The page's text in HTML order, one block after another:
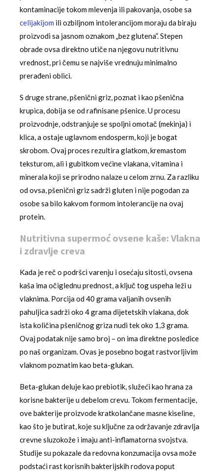
kontaminacije tokom mlevenja ili pakovanja, osobe sa
celijakijom ili ozbiljnom intolerancijom moraju da biraju
proizvodi sa jasnom oznakom „bez glutena”. Stepen
obrade ovsa direktno utiče na njegovu nutritivnu
vrednost, pri čemu se najviše vrednuju minimalno
prerađeni oblici.
S druge strane, pšenični griz, poznat i kao pšenična
krupica, dobija se od rafinisane pšenice. U procesu
proizvodnje, odstranjuje se spoljni omotač (mekinja) i
klica, a ostaje uglavnom endosperm, koji je bogat
skrobom. Ovaj proces rezultira glatkom, kremastom
teksturom, ali i gubitkom većine vlakana, vitamina i
minerala koji se prirodno nalaze u celom zrnu. Za razliku
od ovsa, pšenični griz sadrži gluten i nije pogodan za
osobe sa bilo kakvom formom intolerancije na ovaj
protein.
Nutritivna supermoć ovsene kaše: Vlakna
i zdravlje creva
Kada je reč o podršci varenju i osećaju sitosti, ovsena
kaša ima očiglednu prednost, a ključ tog uspeha leži u
vlaknima. Porcija od 40 grama valjanih ovsenih
pahuljica sadrži oko 4 grama dijetetskih vlakana, dok
ista količina pšeničnog griza nudi tek oko 1,3 grama.
Ovaj podatak nije samo broj – on ima direktne posledice
po naš organizam. Ovas je posebno bogat rastvorljivim
vlaknom poznatim kao beta-glukan.
Beta-glukan deluje kao prebiotik, služeći kao hrana za
korisne bakterije u debelom crevu. Tokom fermentacije,
ove bakterije proizvode kratkolančane masne kiseline,
kao što je butirat, koje su ključne za održavanje zdravlja
crevne sluzokože i imaju anti-inflamatorna svojstva.
Studije su pokazale da redovna konzumacija ovsa može
podstaći rast korisnih bakterijskih rodova poput